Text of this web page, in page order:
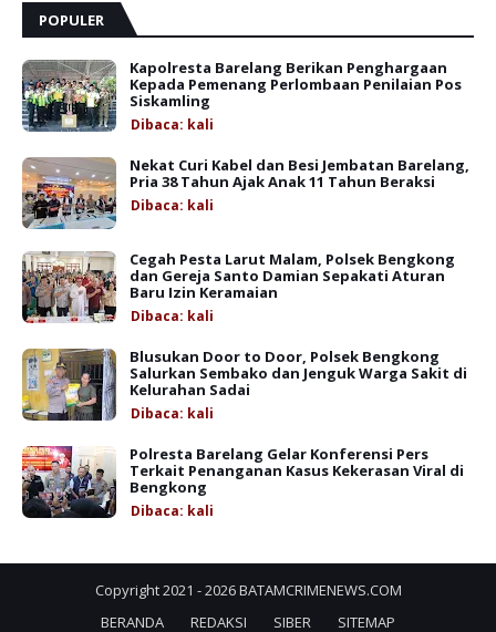
POPULER
Kapolresta Barelang Berikan Penghargaan
Kepada Pemenang Perlombaan Penilaian Pos
Siskamling
Dibaca: kali
Nekat Curi Kabel dan Besi Jembatan Barelang,
Pria 38 Tahun Ajak Anak 11 Tahun Beraksi
Dibaca: kali
Cegah Pesta Larut Malam, Polsek Bengkong
dan Gereja Santo Damian Sepakati Aturan
Baru Izin Keramaian
Dibaca: kali
Blusukan Door to Door, Polsek Bengkong
Salurkan Sembako dan Jenguk Warga Sakit di
Kelurahan Sadai
Dibaca: kali
Polresta Barelang Gelar Konferensi Pers
Terkait Penanganan Kasus Kekerasan Viral di
Bengkong
Dibaca: kali
Copyright 2021 -2026BATAMCRIMENEWS.COM
BERANDA
REDAKSI SIBER SITEMAP